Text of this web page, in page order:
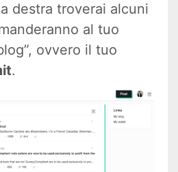
destra troverai alcuni
al tuo
ovvero il tuo
.